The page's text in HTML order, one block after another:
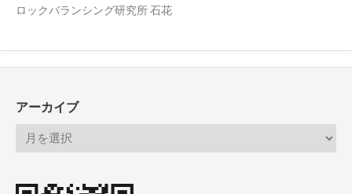
ロックバランシング研究所 石花
アーカイブ